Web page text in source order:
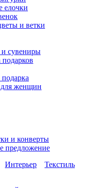
елочки
и ветки
и сувениры
для женщин
и конверты
предложение
Интерьер
Текстиль